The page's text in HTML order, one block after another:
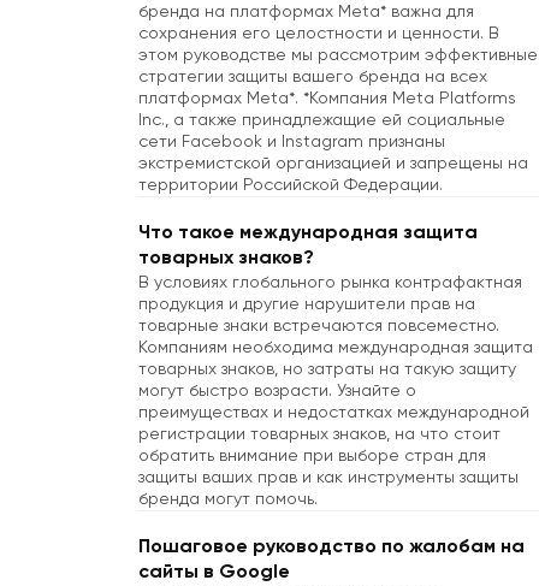
бренда на платформах Meta* важна для
сохранения его целостности и ценности. В
этом руководстве мы рассмотрим эффективные
стратегии защиты вашего бренда на всех
платформах Meta*. *Компания Meta Platforms
Inc., а также принадлежащие ей социальные
сети Facebook и Instagram признаны
экстремистской организацией и запрещены на
территории Российской Федерации.
Что такое международная защита
товарных знаков?
В условиях глобального рынка контрафактная
продукция и другие нарушители прав на
товарные знаки встречаются повсеместно.
Компаниям необходима международная защита
товарных знаков, но затраты на такую защиту
могут быстро возрасти. Узнайте о
преимуществах и недостатках международной
регистрации товарных знаков, на что стоит
обратить внимание при выборе стран для
защиты ваших прав и как инструменты защиты
бренда могут помочь.
Пошаговое руководство по жалобам на
сайты в Google